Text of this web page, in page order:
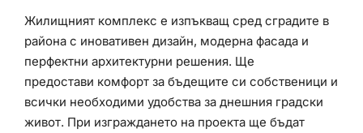
Жилищният комплекс е изпъкващ сред сградите в
района с иновативен дизайн, модерна фасада и
перфектни архитектурни решения. Ще
предостави комфорт за бъдещите си собственици и
всички необходими удобства за днешния градски
живот. При изграждането на проекта ще бъдат